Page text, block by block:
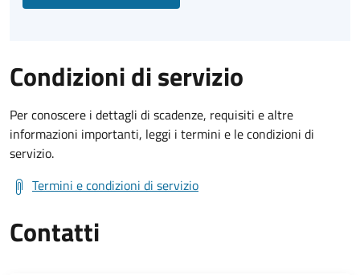
Condizioni di servizio
Per conoscere i dettagli di scadenze, requisiti e altre
informazioni importanti, leggi i termini e le condizioni di
servizio.
Termini e condizioni di servizio
Contatti